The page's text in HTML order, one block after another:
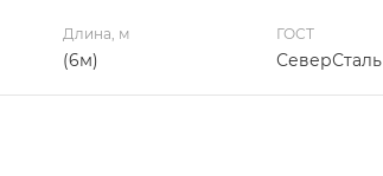
Длина, м
(6м)
ГОСТ
СеверСталь